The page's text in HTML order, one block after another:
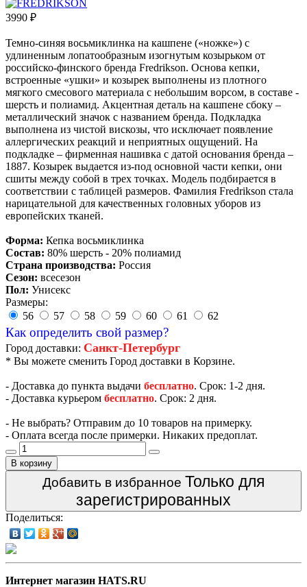
3990 ₽
Темно-синяя восьмиклинка на кашпене («ножке») с
удлиненным лопатообразным изогнутым козырьком от
российско-финского бренда Fredrikson. Основа кепки,
встроенные «ушки» и козырек выполнены из плотного
мягкого смесового материала с небольшим ворсом, в составе -
шерсть и полиамид. Акцентная деталь на кашпене сбоку –
металлический значок с названием бренда. Подкладка
выполнена из чистой вискозы, что исключает появление
аллергических реакций и неприятных ощущений. На
подкладке – фирменная нашивка с датой основания бренда –
1887. Козырек выдается из-под основной части кепки, они
сшиты между собой в трех точках. Модель подбирается в
соответствии с таблицей размеров. Фамилия Fredrikson стала
нарицательной для качественных головных уборов из
европейских тканей.
Форма: Кепка восьмиклинка
Состав: 80% шерсть - 20% полиамид
Страна производства: Россия
Сезон: всесезон
Пол: Унисекс
Размеры:
56
57 58 59 60 61 62
Как определить свой размер?
Город доставки: Санкт-Петербург
* Вы можете сменить Город доставки в Корзине.
- Доставка до пункта выдачи бесплатно. Срок: 1-2 дня.
- Доставка курьером бесплатно. Срок: 2 дня.
- Не выбрать? Отправим до 10 товаров на примерку.
- Оплата всегда после примерки. Никаких предоплат.
В корзину
Добавить в избранное Только для
зарегистрированных
Поделиться:
Интернет магазин HATS.RU